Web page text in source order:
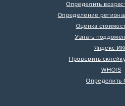
Определить
Определение
Оценка
Узнать
Яндекс
Проверить
WHOIS
Определить